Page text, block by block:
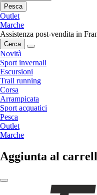
Pesca
Outlet
Marche
Assistenza post-vendita in
Cerca
Novità
Sport invernali
Escursioni
Trail running
Corsa
Arrampicata
Sport acquatici
Pesca
Outlet
Marche
Aggiunta al